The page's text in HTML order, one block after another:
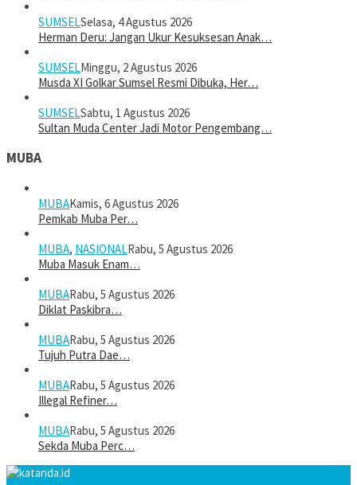
SUMSELSelasa, 4 Agustus 2026
Herman Deru: Jangan Ukur Kesuksesan Anak…
SUMSELMinggu, 2 Agustus 2026
Musda XI Golkar Sumsel Resmi Dibuka, Her…
SUMSELSabtu, 1 Agustus 2026
Sultan Muda Center Jadi Motor Pengembang…
MUBA
MUBAKamis, 6 Agustus 2026
Pemkab Muba Per…
MUBA, NASIONALRabu, 5 Agustus 2026
Muba Masuk Enam…
MUBARabu, 5 Agustus 2026
Diklat Paskibra…
MUBARabu, 5 Agustus 2026
Tujuh Putra Dae…
MUBARabu, 5 Agustus 2026
Illegal Refiner…
MUBARabu, 5 Agustus 2026
Sekda Muba Perc…